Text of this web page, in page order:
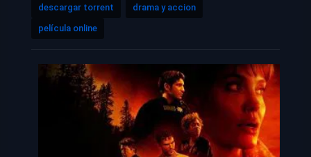
descargar torrent
drama y accion
película online